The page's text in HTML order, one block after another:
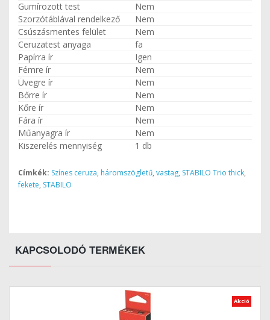
Gumírozott test
Nem
Szorzótáblával rendelkező
Nem
Csúszásmentes felület
Nem
Ceruzatest anyaga
fa
Papírra ír
Igen
Fémre ír
Nem
Üvegre ír
Nem
Bőrre ír
Nem
Kőre ír
Nem
Fára ír
Nem
Műanyagra ír
Nem
Kiszerelés mennyiség
1 db
Címkék: Színes ceruza, háromszögletű, vastag, STABILO Trio thick,
fekete, STABILO
KAPCSOLODÓ TERMÉKEK
Akció